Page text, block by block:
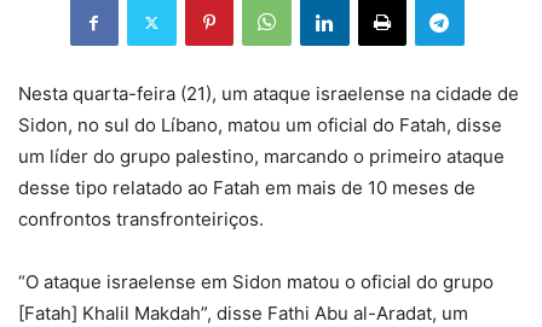
Nesta quarta-feira (21), um ataque israelense na cidade de
Sidon, no sul do Líbano, matou um oficial do Fatah, disse
um líder do grupo palestino, marcando o primeiro ataque
desse tipo relatado ao Fatah em mais de 10 meses de
confrontos transfronteiriços.
“O ataque israelense em Sidon matou o oficial do grupo
[Fatah] Khalil Makdah”, disse Fathi Abu al-Aradat, um